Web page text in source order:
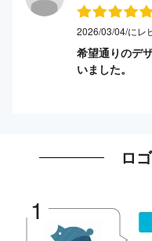
2026/03/04/にレ
希望通りのデ
いました。
ロ